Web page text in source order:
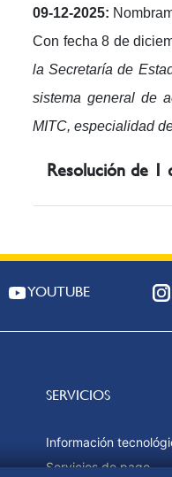
09-12-2025:
Con fecha 8 de
la Secretaría de
sistema general de
MITC, especialidad
Resolución de 1
YOUTUBE
SERVICIOS
Información
Servicios de pago